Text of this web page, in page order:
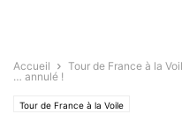
Accueil Tour de France à la
… annulé !
Tour de France à la Voile